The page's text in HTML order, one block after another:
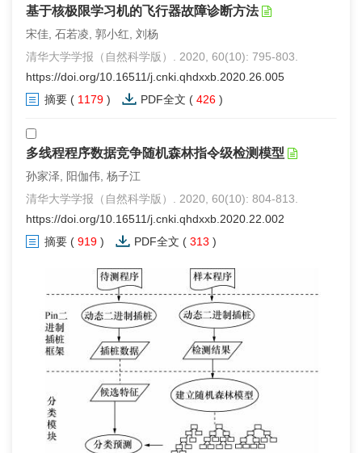
基于核极限学习机的飞行器故障诊断方法
宋佳, 石若凌, 郭小红, 刘杨
清华大学学报（自然科学版）. 2020, 60(10): 795-803.
https://doi.org/10.16511/j.cnki.qhdxxb.2020.26.005
摘要 ( 1179 ) PDF全文 ( 426 )
多线程程序数据竞争随机森林指令级检测模型
孙家泽, 阳伽伟, 杨子江
清华大学学报（自然科学版）. 2020, 60(10): 804-813.
https://doi.org/10.16511/j.cnki.qhdxxb.2020.22.002
摘要 ( 919 ) PDF全文 ( 313 )